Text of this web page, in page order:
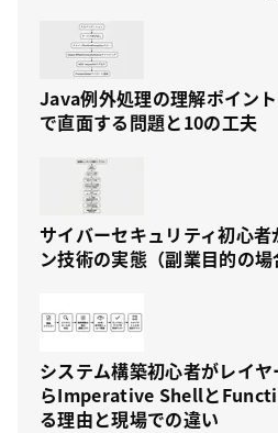
Java例外処理の理解ポイン
で直面する問題と10の工夫
サイバーセキュリティ初心
ン技術の実態（副業目的の場
システム構築初心者がレイ
らImperative Shellと
る理由と現場での違い